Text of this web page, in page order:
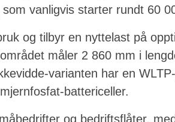
vanligvis starter rundt 60
og tilbyr en nyttelast på
måler 2 860 mm i
varianten har en
battericeller.
og bedriftsflåter,